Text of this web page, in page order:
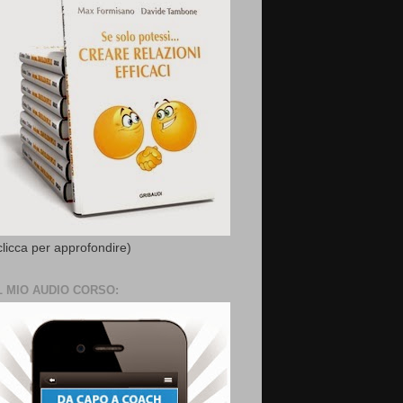
per approfondire)
MIO AUDIO CORSO: